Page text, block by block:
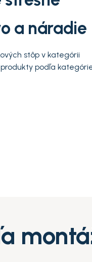
a náradie
stôp v kategórii
podľa